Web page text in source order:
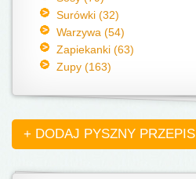
Surówki (32)
Warzywa (54)
Zapiekanki (63)
Zupy (163)
+ DODAJ PYSZNY PRZEPIS